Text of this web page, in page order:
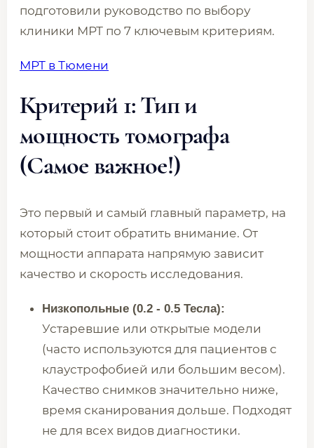
подготовили руководство по выбору
клиники МРТ по 7 ключевым критериям.
МРТ в Тюмени
Критерий 1: Тип и
мощность томографа
(Самое важное!)
Это первый и самый главный параметр, на
который стоит обратить внимание. От
мощности аппарата напрямую зависит
качество и скорость исследования.
Низкопольные (0.2 - 0.5 Тесла):
Устаревшие или открытые модели
(часто используются для пациентов с
клаустрофобией или большим весом).
Качество снимков значительно ниже,
время сканирования дольше. Подходят
не для всех видов диагностики.